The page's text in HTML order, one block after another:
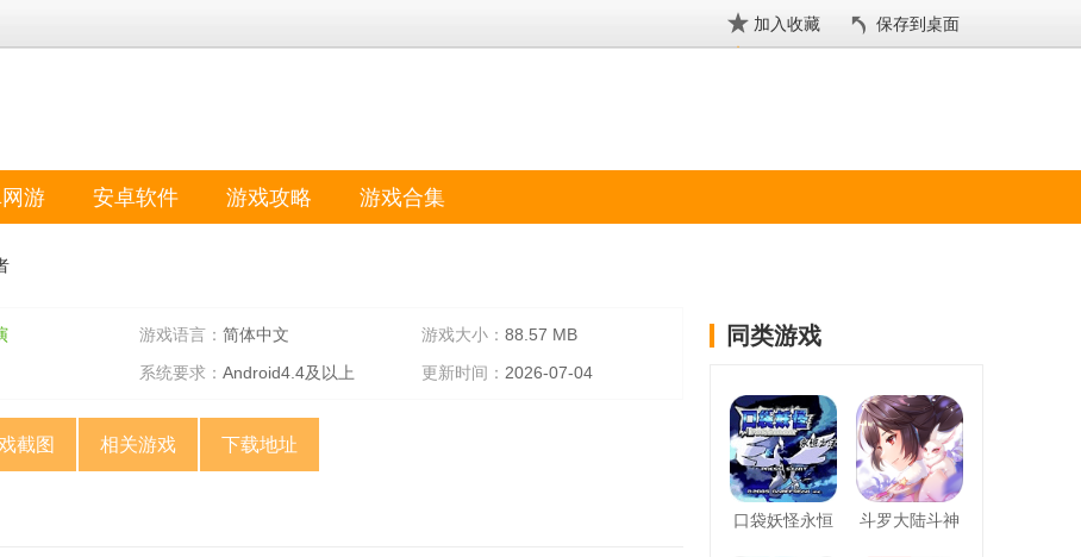
加入收藏 保存到桌面
游 安卓软件 游戏攻略 游戏合集
游戏语言：简体中文 游戏大小： 88.57 MB
系统要求：Android4.4及以上 更新时间： 2026-07-04
截图 相关游戏 下载地址
同类游戏
口袋妖怪永恒 斗罗大陆斗神